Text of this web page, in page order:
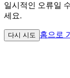
일시적인 오류일
세요.
다시 시도 홈으로